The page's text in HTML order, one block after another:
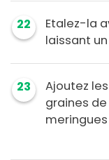
22
Etalez-la
laissant
23
Ajoutez
graines